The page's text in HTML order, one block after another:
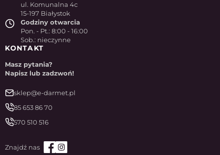
ul. Komunalna 4c
15-197 Białystok
Godziny otwarcia
Pon. - Pt.: 8:00 - 16:00
Sob.: nieczynne
KONTAKT
Masz pytania?
Napisz lub zadzwoń!
sklep@e-darmet.pl
85 653 86 70
570 510 516